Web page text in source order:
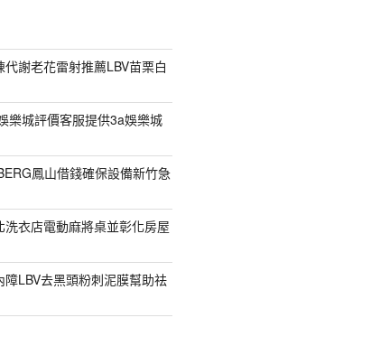
謝老花雷射推薦LBV苗栗白
樂城評價客服提供3a娛樂城
鳳山借錢確保設備新竹急
衣店電動麻將桌並彰化房屋
LBV去黑頭粉刺泥膜幫助祛